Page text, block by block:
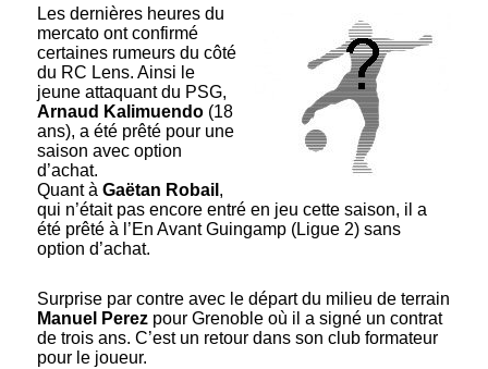
Les dernières heures du
mercato ont confirmé
certaines rumeurs du côté
du RC Lens. Ainsi le
jeune attaquant du PSG,
Arnaud Kalimuendo (18
ans), a été prêté pour une
saison avec option
d’achat.
Quant àGaëtan Robail ,
qui n’était pas encore entré en jeu cette saison, il a
été prêté à l’En Avant Guingamp (Ligue 2) sans
option d’achat.
Surprise par contre avec le départ du milieu de terrain
Manuel Perez pour Grenoble où il a signé un contrat
de trois ans. C’est un retour dans son club formateur
pour le joueur.